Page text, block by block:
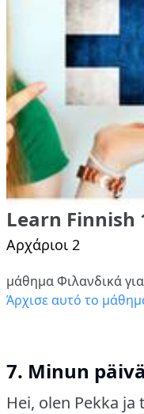
Learn Finnish
Αρχάριοι 2
μάθημα Φιλανδικά
Άρχισε αυτό το
7. Minun
Hei, olen Pekka ja